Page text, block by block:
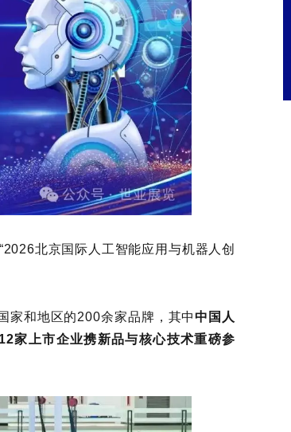
北京国际人工智能应用与机器人创
家和地区的200余家品牌，其中中国人
家上市企业携新品与核心技术重磅参